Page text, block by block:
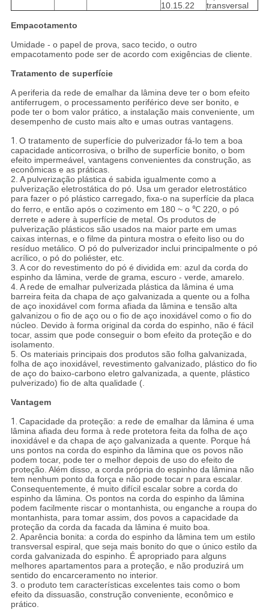
10.15.22
transversal
Empacotamento
Umidade - o papel de prova, saco tecido, o outro
empacotamento pode ser de acordo com exigências de cliente.
Tratamento de superfície
A periferia da rede de emalhar da lâmina deve ter o bom efeito
antiferrugem, o processamento periférico deve ser bonito, e
pode ter o bom valor prático, a instalação mais conveniente, um
desempenho de custo mais alto e umas outras vantagens.
1. O tratamento de superfície do pulverizador fá-lo tem a boa
capacidade anticorrosiva, o brilho de superfície bonito, o bom
efeito impermeável, vantagens convenientes da construção, as
econômicas e as práticas.
2. A pulverização plástica é sabida igualmente como a
pulverização eletrostática do pó. Usa um gerador eletrostático
para fazer o pó plástico carregado, fixa-o na superfície da placa
do ferro, e então após o cozimento em 180 ~ o ℃ 220, o pó
derrete e adere à superfície de metal. Os produtos de
pulverização plásticos são usados na maior parte em umas
caixas internas, e o filme da pintura mostra o efeito liso ou do
resíduo metálico. O pó do pulverizador inclui principalmente o pó
acrílico, o pó do poliéster, etc.
3. A cor do revestimento do pó é dividida em: azul da corda do
espinho da lâmina, verde de grama, escuro - verde, amarelo.
4. A rede de emalhar pulverizada plástica da lâmina é uma
barreira feita da chapa de aço galvanizada a quente ou a folha
de aço inoxidável com forma afiada da lâmina e tensão alta
galvanizou o fio de aço ou o fio de aço inoxidável como o fio do
núcleo. Devido à forma original da corda do espinho, não é fácil
tocar, assim que pode conseguir o bom efeito da proteção e do
isolamento.
5. Os materiais principais dos produtos são folha galvanizada,
folha de aço inoxidável, revestimento galvanizado, plástico do fio
de aço do baixo-carbono eletro galvanizada, a quente, plástico
pulverizado) fio de alta qualidade (.
Vantagem
1. Capacidade da proteção: a rede de emalhar da lâmina é uma
lâmina afiada deu forma à rede protetora feita da folha de aço
inoxidável e da chapa de aço galvanizada a quente. Porque há
uns pontos na corda do espinho da lâmina que os povos não
podem tocar, pode ter o melhor depois de uso do efeito de
proteção. Além disso, a corda própria do espinho da lâmina não
tem nenhum ponto da força e não pode tocar n para escalar.
Consequentemente, é muito difícil escalar sobre a corda do
espinho da lâmina. Os pontos na corda do espinho da lâmina
podem facilmente riscar o montanhista, ou enganche a roupa do
montanhista, para tomar assim, dos povos a capacidade da
proteção da corda da facada da lâmina é muito boa.
2. Aparência bonita: a corda do espinho da lâmina tem um estilo
transversal espiral, que seja mais bonito do que o único estilo da
corda galvanizada do espinho. É apropriado para alguns
melhores apartamentos para a proteção, e não produzirá um
sentido do encarceramento no interior.
3. o produto tem características excelentes tais como o bom
efeito da dissuasão, construção conveniente, econômico e
prático.